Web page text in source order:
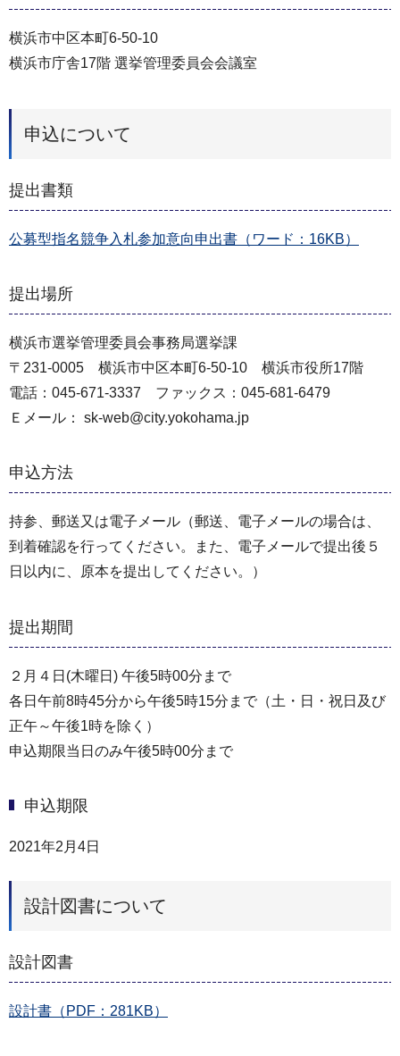
横浜市中区本町6-50-10
横浜市庁舎17階 選挙管理委員会会議室
申込について
提出書類
公募型指名競争入札参加意向申出書（ワード：16KB）
提出場所
横浜市選挙管理委員会事務局選挙課
〒231-0005 横浜市中区本町6-50-10 横浜市役所17階
電話：045-671-3337 ファックス：045-681-6479
Ｅメール： sk-web@city.yokohama.jp
申込方法
持参、郵送又は電子メール（郵送、電子メールの場合は、
到着確認を行ってください。また、電子メールで提出後５
日以内に、原本を提出してください。）
提出期間
２月４日(木曜日) 午後5時00分まで
各日午前8時45分から午後5時15分まで（土・日・祝日及び
正午～午後1時を除く）
申込期限当日のみ午後5時00分まで
申込期限
2021年2月4日
設計図書について
設計図書
設計書（PDF：281KB）